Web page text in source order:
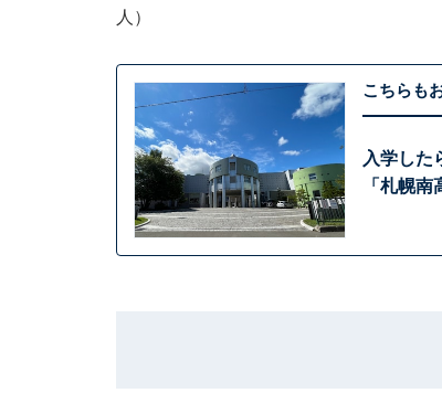
人）
こちらも
入学した
「札幌